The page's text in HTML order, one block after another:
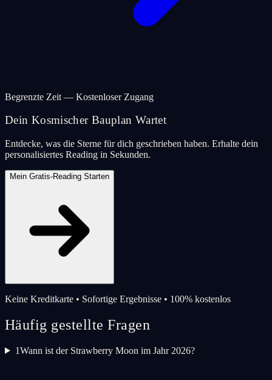
Begrenzte Zeit — Kostenloser Zugang
Dein Kosmischer Bauplan Wartet
Entdecke, was die Sterne für dich geschrieben haben. Erhalte dein
personalisiertes Reading in Sekunden.
Mein Gratis-Reading Starten
Keine Kreditkarte • Sofortige Ergebnisse • 100% kostenlos
Häufig gestellte Fragen
1Wann ist der Strawberry Moon im Jahr 2026?